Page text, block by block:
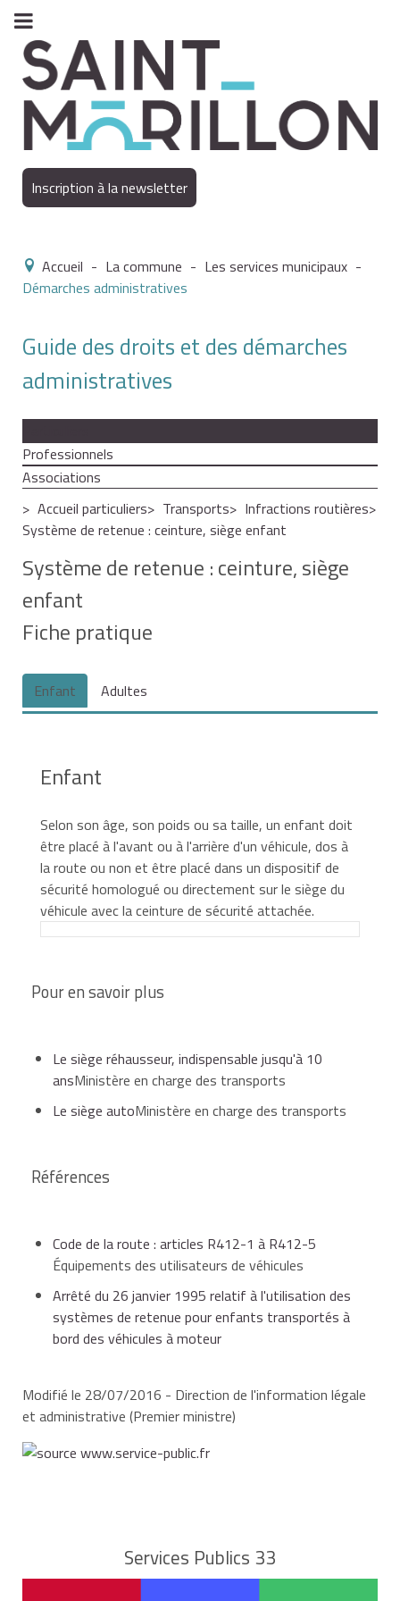
Inscription à la newsletter
Accueil - La commune - Les services municipaux -
Démarches administratives
Guide des droits et des démarches
administratives
Professionnels
Associations
Accueil particuliers
Transports
Infractions routières
Système de retenue : ceinture, siège enfant
Système de retenue : ceinture, siège
enfant
Fiche pratique
Enfant Adultes
Enfant
Selon son âge, son poids ou sa taille, un enfant doit
être placé à l'avant ou à l'arrière d'un véhicule, dos à
la route ou non et être placé dans un dispositif de
sécurité homologué ou directement sur le siège du
véhicule avec la ceinture de sécurité attachée.
installés à l'arrière du véhicule.
enfant de moins de 10 ans, dans l'un des cas
suivants :
siège prévu à cet usage,
si le véhicule ne comporte pas de siège
arrière ou de ceinture de sécurité à l'arrière,
si les sièges arrière du véhicule sont
par des enfants de moins de 10 ans
correctement attachés.
Le choix d'un dispositif dépend de la présence ou
Pour en savoir plus
Le siège réhausseur, indispensable jusqu'à 10
ansMinistère en charge des transports
Le siège autoMinistère en charge des transports
Références
Code de la route : articles R412-1 à R412-5
Équipements des utilisateurs de véhicules
Arrêté du 26 janvier 1995 relatif à l'utilisation des
systèmes de retenue pour enfants transportés à
bord des véhicules à moteur
Modifié le 28/07/2016 - Direction de l'information légale
et administrative (Premier ministre)
Services Publics 33